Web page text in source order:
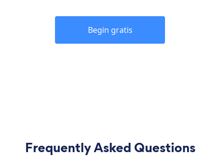
Begin gratis
Frequently Asked Questions